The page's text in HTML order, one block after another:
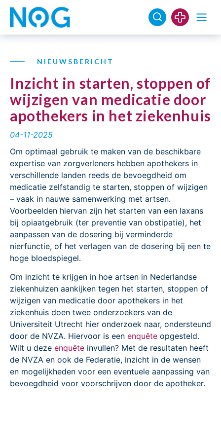
NIEUWSBERICHT
Inzicht in starten, stoppen of
wijzigen van medicatie door
apothekers in het ziekenhuis
04-11-2025
Om optimaal gebruik te maken van de beschikbare
expertise van zorgverleners hebben apothekers in
verschillende landen reeds de bevoegdheid om
medicatie zelfstandig te starten, stoppen of wijzigen
– vaak in nauwe samenwerking met artsen.
Voorbeelden hiervan zijn het starten van een laxans
bij opiaatgebruik (ter preventie van obstipatie), het
aanpassen van de dosering bij verminderde
nierfunctie, of het verlagen van de dosering bij een te
hoge bloedspiegel.
Om inzicht te krijgen in hoe artsen in Nederlandse
ziekenhuizen aankijken tegen het starten, stoppen of
wijzigen van medicatie door apothekers in het
ziekenhuis doen twee onderzoekers van de
Universiteit Utrecht hier onderzoek naar, ondersteund
door de NVZA. Hiervoor is een enquête opgesteld.
Wilt u deze enquête invullen? Met de resultaten heeft
de NVZA en ook de Federatie, inzicht in de wensen
en mogelijkheden voor een eventuele aanpassing van
bevoegdheid voor voorschrijven door de apotheker.